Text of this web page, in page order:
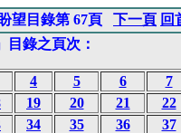
望目錄第 67頁
下一頁 回
目錄之頁次：
4 5 6
7
19 20 21
22
34 35 36
37